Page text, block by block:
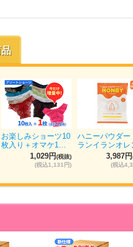
お楽しみショーツ10
枚入り＋オマケ1…
1,029円(税抜)
(税込1,131円)
ハニーパウダー
ランイランオ
3,987円
(税込